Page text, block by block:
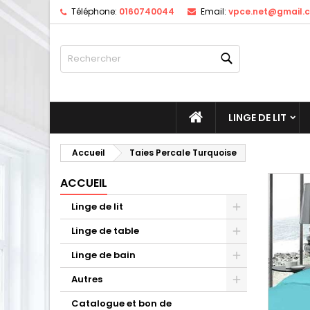
Téléphone: 0160740044 Email:
ACCUEILLINGE DE LIT
Accueil Taies Percale Turquoise
ACCUEIL
Linge de lit
Linge de table
Linge de bain
Autres
Catalogue et bon de